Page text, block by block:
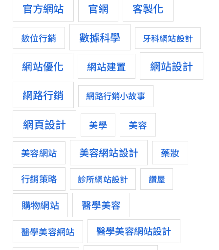
官方網站 官網 客製化
數位行銷 數據科學 牙科網站設計
網站優化 網站建置
網站設計
網路行銷
網路行銷小故事
網頁設計 美學 美容
美容網站 美容網站設計 藥妝
行銷策略 診所網站設計 讚屋
購物網站 醫學美容
醫學美容網站 醫學美容網站設計